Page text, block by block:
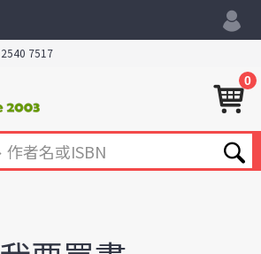
2540 7517
0